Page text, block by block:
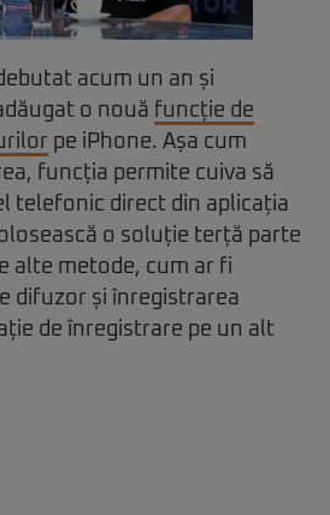
acum un an și
o nouă funcție de
pe iPhone. Așa cum
funcția permite cuiva să
telefonic direct din aplicația
o soluție terță parte
alte metode, cum ar fi
difuzor și înregistrarea
de înregistrare pe un alt